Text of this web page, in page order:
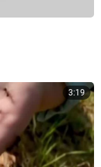
3:19